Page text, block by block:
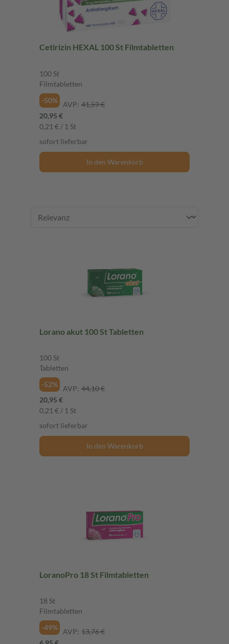
Cetirizin HEXAL 100 St Filmtabletten
100 St
Filmtabletten
-50%
AVP: 41,59 €
20,95 €
0,21 € / 1 St
sofort lieferbar
In den Warenkorb
Lorano akut 100 St Tabletten
100 St
Tabletten
-52%
AVP: 44,10 €
20,95 €
0,21 € / 1 St
sofort lieferbar
In den Warenkorb
LoranoPro 18 St Filmtabletten
18 St
Filmtabletten
-49%
AVP: 13,76 €